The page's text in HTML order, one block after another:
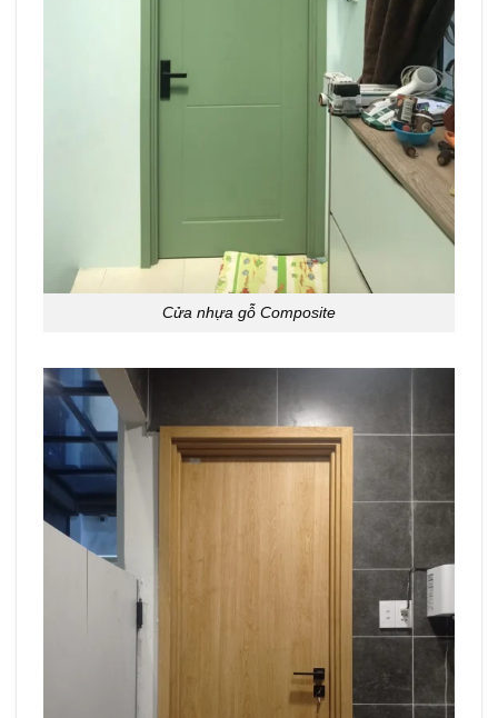
Cửa nhựa gỗ Composite